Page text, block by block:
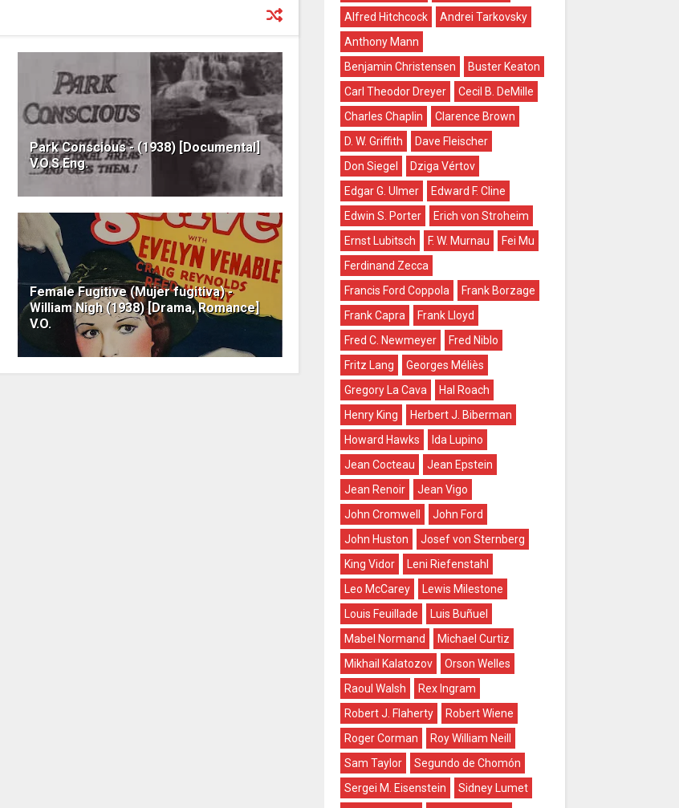
Park Conscious - (1938) [Documental]
V.O.S.Eng.
Female Fugitive (Mujer fugitiva) -
William Nigh (1938) [Drama, Romance]
V.O.
Alfred Hitchcock
Andrei Tarkovsky
Anthony Mann
Benjamin Christensen
Buster Keaton
Carl Theodor Dreyer
Cecil B. DeMille
Charles Chaplin
Clarence Brown
D. W. Griffith
Dave Fleischer
Don Siegel
Dziga Vértov
Edgar G. Ulmer
Edward F. Cline
Edwin S. Porter
Erich von Stroheim
Ernst Lubitsch
F. W. Murnau
Fei Mu
Ferdinand Zecca
Francis Ford Coppola
Frank Borzage
Frank Capra
Frank Lloyd
Fred C. Newmeyer
Fred Niblo
Fritz Lang
Georges Méliès
Gregory La Cava
Hal Roach
Henry King
Herbert J. Biberman
Howard Hawks
Ida Lupino
Jean Cocteau
Jean Epstein
Jean Renoir
Jean Vigo
John Cromwell
John Ford
John Huston
Josef von Sternberg
King Vidor
Leni Riefenstahl
Leo McCarey
Lewis Milestone
Louis Feuillade
Luis Buñuel
Mabel Normand
Michael Curtiz
Mikhail Kalatozov
Orson Welles
Raoul Walsh
Rex Ingram
Robert J. Flaherty
Robert Wiene
Roger Corman
Roy William Neill
Sam Taylor
Segundo de Chomón
Sergei M. Eisenstein
Sidney Lumet